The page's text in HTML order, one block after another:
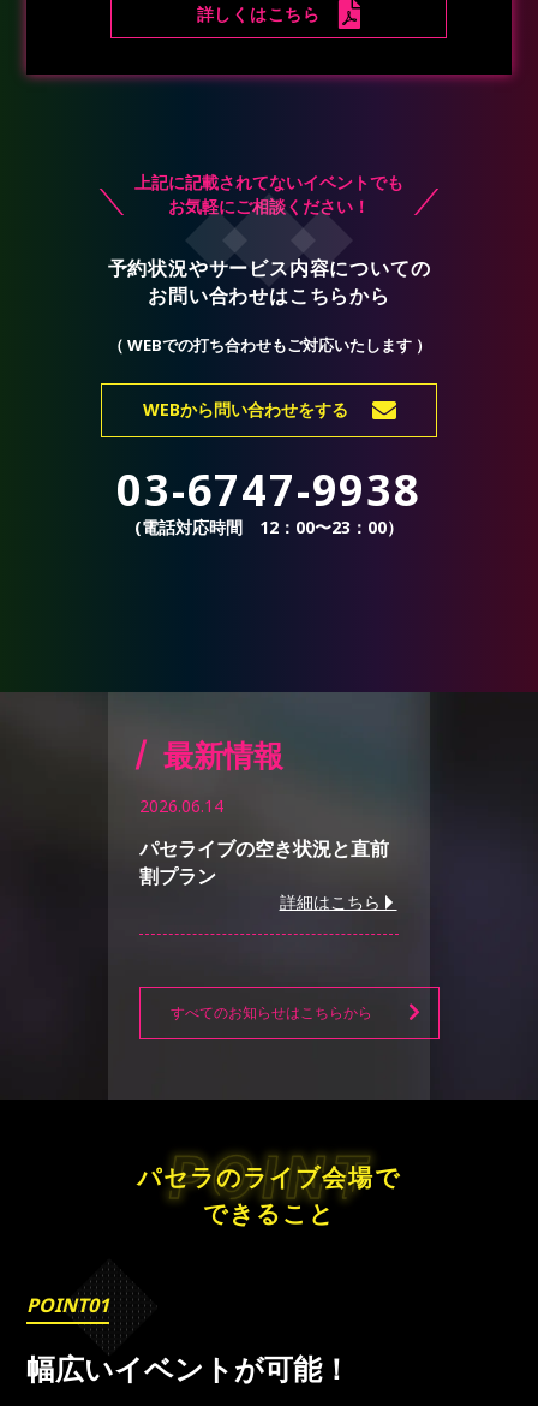
詳しくはこちら
上記に記載されてないイベントでも
お気軽にご相談ください！
予約状況やサービス内容についての
お問い合わせはこちらから
（ WEBでの打ち合わせもご対応いたします ）
03-6747-9938
(電話対応時間 12：00〜23：00）
WEBから問い合わせをする
最新情報
2026.06.14
パセライブの空き状況と直前
割プラン
詳細はこちら
すべてのお知らせはこちらから
パセラのライブ会場で
できること
POINT01
幅広いイベントが可能！